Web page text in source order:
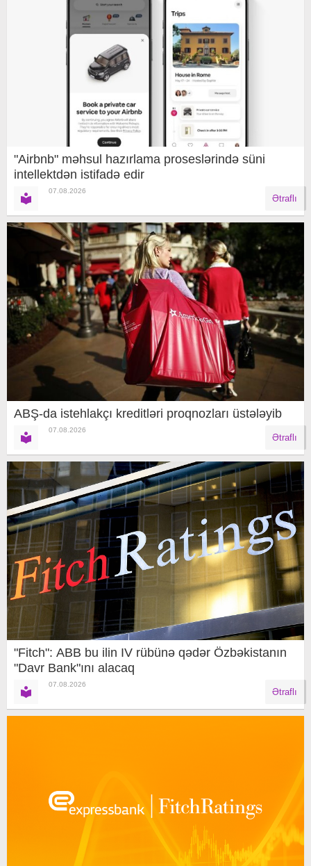
"Airbnb" məhsul hazırlama proseslərində süni
intellektdən istifadə edir
07.08.2026
Ətraflı
ABŞ-da istehlakçı kreditləri proqnozları üstələyib
07.08.2026
Ətraflı
"Fitch": ABB bu ilin IV rübünə qədər Özbəkistanın
"Davr Bank"ını alacaq
07.08.2026
Ətraflı